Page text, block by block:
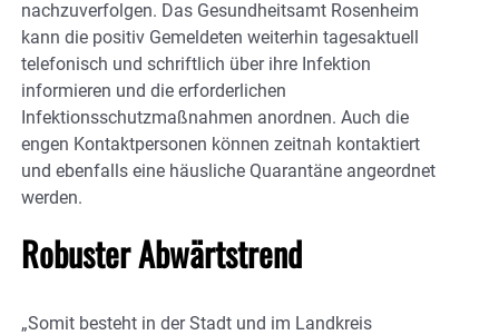
nachzuverfolgen. Das Gesundheitsamt Rosenheim
kann die positiv Gemeldeten weiterhin tagesaktuell
telefonisch und schriftlich über ihre Infektion
informieren und die erforderlichen
Infektionsschutzmaßnahmen anordnen. Auch die
engen Kontaktpersonen können zeitnah kontaktiert
und ebenfalls eine häusliche Quarantäne angeordnet
werden.
Robuster Abwärtstrend
„Somit besteht in der Stadt und im Landkreis